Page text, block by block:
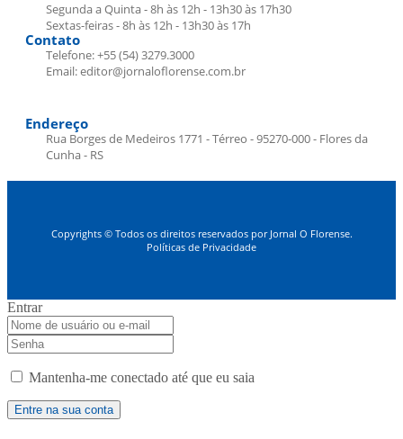
Segunda a Quinta - 8h às 12h - 13h30 às 17h30
Sextas-feiras - 8h às 12h - 13h30 às 17h
Contato
Telefone: +55 (54) 3279.3000
Email: editor@jornaloflorense.com.br
Endereço
Rua Borges de Medeiros 1771 - Térreo - 95270-000 - Flores da
Cunha - RS
Copyrights © Todos os direitos reservados por Jornal O Florense.
Políticas de Privacidade
Entrar
Mantenha-me conectado até que eu saia